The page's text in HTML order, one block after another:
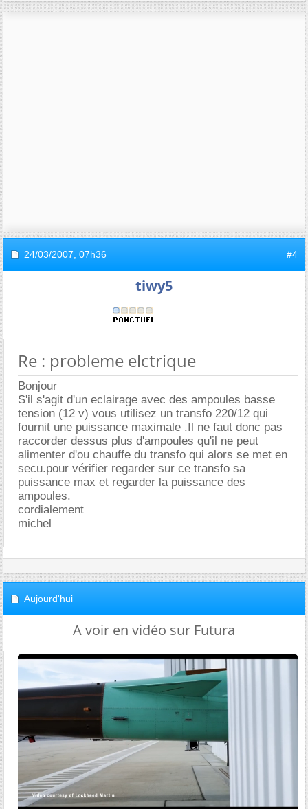
24/03/2007, 07h36 #4
tiwy5
Re : probleme elctrique
Bonjour
S'il s'agit d'un eclairage avec des ampoules basse
tension (12 v) vous utilisez un transfo 220/12 qui
fournit une puissance maximale .Il ne faut donc pas
raccorder dessus plus d'ampoules qu'il ne peut
alimenter d'ou chauffe du transfo qui alors se met en
secu.pour vérifier regarder sur ce transfo sa
puissance max et regarder la puissance des
ampoules.
cordialement
michel
Aujourd'hui
A voir en vidéo sur Futura